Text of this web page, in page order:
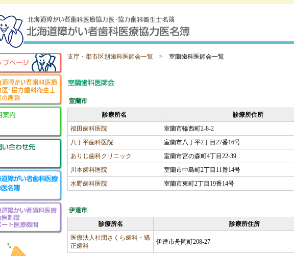
支庁・郡市区別歯科医師会一覧 > 室蘭歯科医師会一覧
室蘭市
診療所名
診療所住所
福田歯科医院
室蘭市輪西町2-8-2
八丁平歯科医院
室蘭市八丁平2丁目27番16号
ありじ歯科クリニック
室蘭市宮の森町4丁目22-39
川本歯科医院
室蘭市中島町2丁目11番14号
水野歯科医院
室蘭市東町2丁目19番14号
伊達市
診療所名
診療所住所
医療法人社団さくら歯科・矯
正歯科
伊達市舟岡町208-27